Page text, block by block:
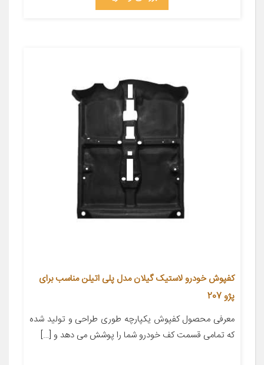
کفپوش خودرو لاستیک گیلان مدل پلی اتیلن مناسب برای
پژو 207
معرفی محصول کفپوش یکپارچه طوری طراحی و تولید شده
که تمامی قسمت کف خودرو شما را پوشش می دهد و […]